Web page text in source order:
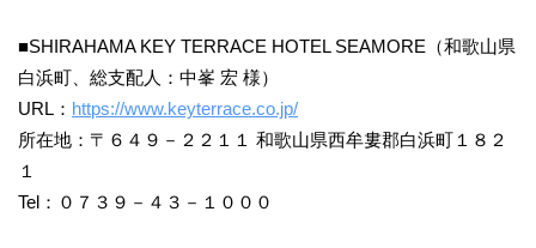
■SHIRAHAMA KEY TERRACE HOTEL SEAMORE（和歌山県
白浜町、総支配人：中峯 宏 様）
URL： https://www.keyterrace.co.jp/
所在地：〒６４９－２２１１ 和歌山県西牟婁郡白浜町１８２
１
Tel：０７３９－４３－１０００